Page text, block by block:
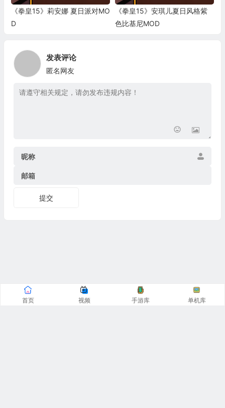
《拳皇15》莉安娜 夏日派对MO
D
《拳皇15》安琪儿夏日风格紫
色比基尼MOD
发表评论
匿名网友
昵称
邮箱
提交
首页 视频 手游库 单机库